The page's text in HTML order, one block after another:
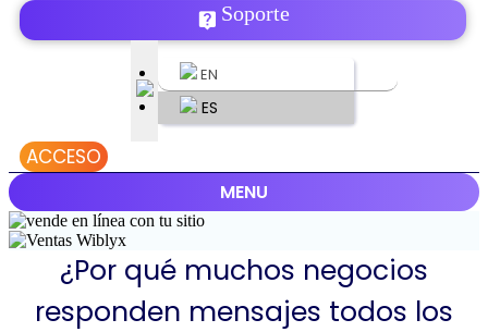
Soporte
EN
ES
ACCESO
MENU
¿Por qué muchos negocios
responden mensajes todos los